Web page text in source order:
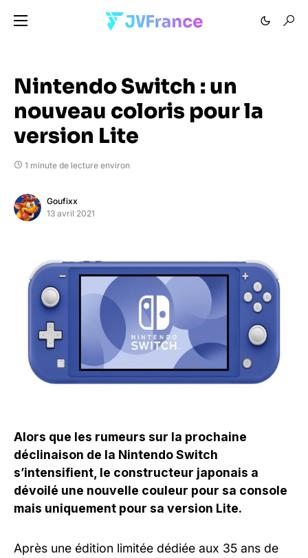
Nintendo Switch : un
nouveau coloris pour la
version Lite
1 minute de lecture environ
Goufixx
13 avril 2021
Alors que les rumeurs sur la prochaine
déclinaison de la Nintendo Switch
s’intensifient, le constructeur japonais a
dévoilé une nouvelle couleur pour sa console
mais uniquement pour sa version Lite.
Après une édition limitée dédiée aux 35 ans de